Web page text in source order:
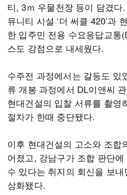
티, 3ｍ 우물천장 등이 담겼다
뮤니티 시설 ‘더 써클 420’과
한 입주민 전용 수요응답교통
스도 강점으로 내세웠다.
수주전 과정에서는 갈등도 있
류 개봉 과정에서 DL이앤씨
현대건설의 입찰 서류를 촬영
절차가 한때 중단됐다.
이후 현대건설의 고소와 조합
어졌고, 강남구가 조합 판단
수 있다는 취지의 회신을 보
상화됐다.